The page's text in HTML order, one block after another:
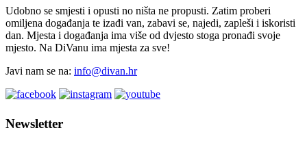
Udobno se smjesti i opusti no ništa ne propusti. Zatim proberi
omiljena događanja te izađi van, zabavi se, najedi, zapleši i iskoristi
dan. Mjesta i događanja ima više od dvjesto stoga pronađi svoje
mjesto. Na DiVanu ima mjesta za sve!
Javi nam se na: info@divan.hr
Newsletter